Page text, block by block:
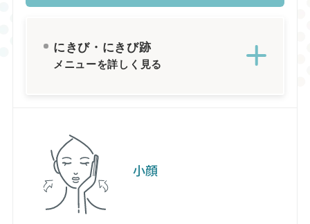
にきび・にきび跡
メニューを詳しく見る
小顔